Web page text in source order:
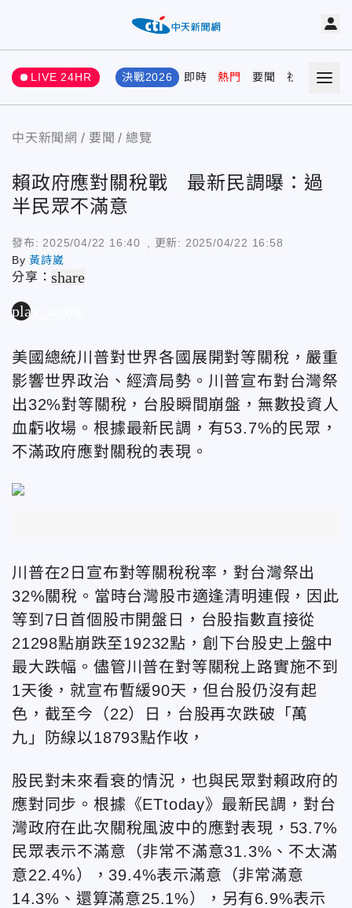
LIVE 24HR 決戰2026 即時 熱門 要聞 社會 娛樂
中天新聞網 要聞 總覽
賴政府應對關稅戰 最新民調曝：過
半民眾不滿意
發布: 2025/04/22 16:40 , 更新: 2025/04/22 16:58
By黃詩崴
分享：share
play_arrow
美國總統川普對世界各國展開對等關稅，嚴重
影響世界政治、經濟局勢。川普宣布對台灣祭
出32%對等關稅，台股瞬間崩盤，無數投資人
血虧收場。根據最新民調，有53.7%的民眾，
不滿政府應對關稅的表現。
川普在2日宣布對等關稅稅率，對台灣祭出
32%關稅。當時台灣股市適逢清明連假，因此
等到7日首個股市開盤日，台股指數直接從
21298點崩跌至19232點，創下台股史上盤中
最大跌幅。儘管川普在對等關稅上路實施不到
1天後，就宣布暫緩90天，但台股仍沒有起
色，截至今（22）日，台股再次跌破「萬
九」防線以18793點作收，
股民對未來看衰的情況，也與民眾對賴政府的
應對同步。根據《ETtoday》最新民調，對台
灣政府在此次關稅風波中的應對表現，53.7%
民眾表示不滿意（非常不滿意31.3%、不太滿
意22.4%），39.4%表示滿意（非常滿意
14.3%、還算滿意25.1%），另有6.9%表示